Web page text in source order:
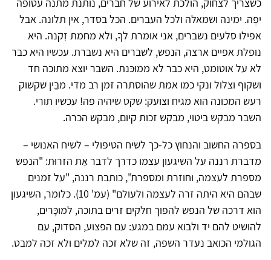
יפֶה. ימינה ושמאלה ולכל העברים. הכל בסדר, אין תלונה. אבל
אפילו סלעים נשברים, אני אומרת לךָ, ולא מחמת זִקנה. היא
נופלת אפיים ארצה, הנפש, לשברים היא נשברת. עכשיו היא כבר
לא על אוטומט, היא כבר לא ממוּכּנת. השבר יוצא מתוכה חד
ושקוף וצלול ונקי כמו אמת שהוסתרה זמן רב מדי. מבֵּין שקשוק
רעש המכונה הוא מגיח וצועק: שקט שיהיה פה! עכשיו תורי.
השבר מבקש ביטוי, מבקש זכות קיום, מבקש הכרה.
בספרה החשוב והנחוץ כל-כך לשיח הטיפולי – לשיח האנושי –
מדברת רננה על השיגעון עצמו כדרך לדבר אֶת הזרוּת: "הנפש
מספרת לעצמה, וחוזרת ומספרת", כותבת רננה, "על זמנים
שבהם היא היתה זרה לעצמה ולעולם" (עמ' 10). כלומר, השיגעון
הוא דרכה של הנפש להפוך חלקים זרים בתוכה, למוכָּרים,
להושיט להם יד ולבוא עמם במגע: עם הפצוע, הסדוק, עם
הגולמי הכואב נעדר השפה, זה שלא זכה למלים ולא זכה למבט.